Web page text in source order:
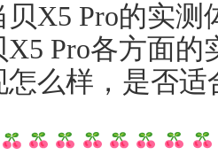
X5 Pro的实
Pro各方面
么样，是否